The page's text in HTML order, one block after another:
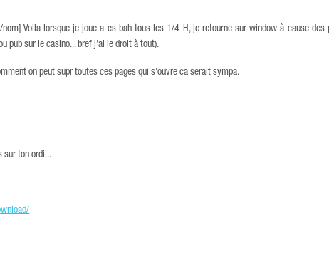
Voila lorsque je joue a cs bah tous les 1/4 H, je retourne sur window à cause des
pub sur le casino... bref j'ai le droit à tout).
on peut supr toutes ces pages qui s'ouvre ca serait sympa.
sur ton ordi...